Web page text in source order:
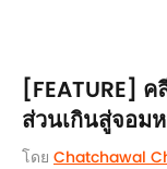
[FEATURE]
ส่วนเกินสู่จอม
โดย Chatchawal